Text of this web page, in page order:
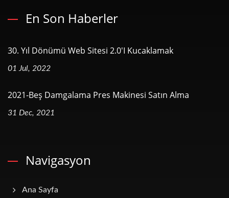
En Son Haberler
30. Yıl Dönümü Web Sitesi 2.0'ı Kucaklamak
01 Jul, 2022
2021-Beş Damgalama Pres Makinesi Satın Alma
31 Dec, 2021
Navigasyon
Ana Sayfa